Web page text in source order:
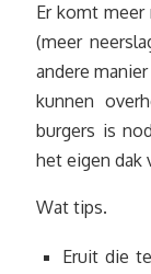
Er komt
(meer
andere
kunnen
burgers is
het eigen dak
Wat tips.
Eruit die